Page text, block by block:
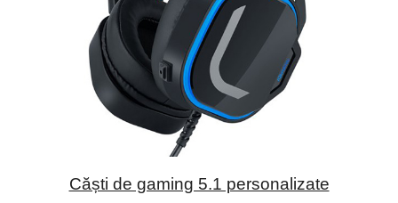
Căști de gaming 5.1 personalizate